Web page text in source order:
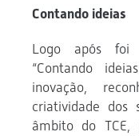
Contando ideias
Logo após foi
“Contando
inovação,
criatividade dos
âmbito do TCE,